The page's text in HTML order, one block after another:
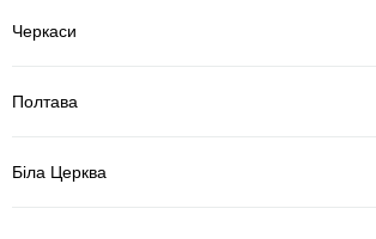
Черкаси
Полтава
Біла Церква